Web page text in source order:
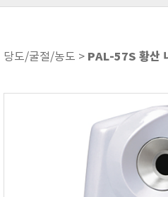
ATAGO
Bellingham+Stanley
BROOKFIELD
CIRRUS Research
DA METER®
당도/굴절/농도 > PAL-57S 황산